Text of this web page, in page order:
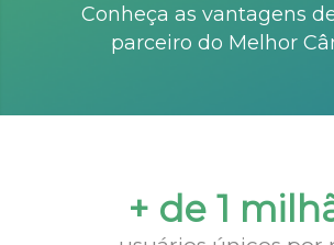
Conheça as vantagens
parceiro do Melhor
+ de 1